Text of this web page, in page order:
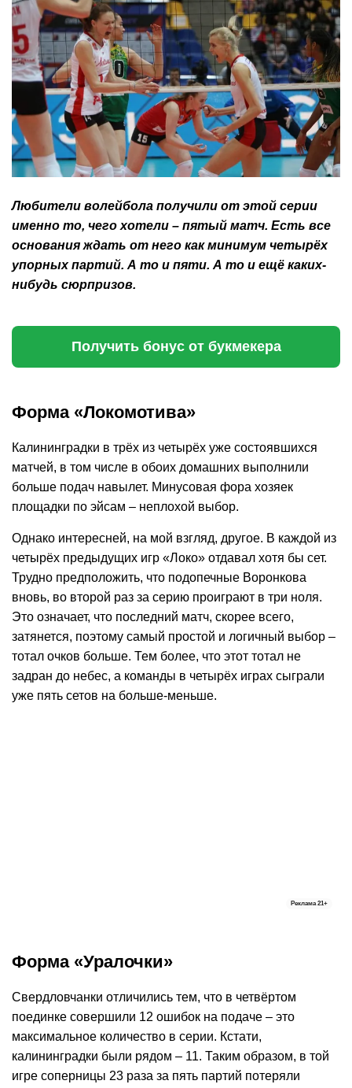
Любители волейбола получили от этой серии
именно то, чего хотели – пятый матч. Есть все
основания ждать от него как минимум четырёх
упорных партий. А то и пяти. А то и ещё каких-
нибудь сюрпризов.
Получить бонус от букмекера
Форма «Локомотива»
Калининградки в трёх из четырёх уже состоявшихся
матчей, в том числе в обоих домашних выполнили
больше подач навылет. Минусовая фора хозяек
площадки по эйсам – неплохой выбор.
Однако интересней, на мой взгляд, другое. В каждой из
четырёх предыдущих игр «Локо» отдавал хотя бы сет.
Трудно предположить, что подопечные Воронкова
вновь, во второй раз за серию проиграют в три ноля.
Это означает, что последний матч, скорее всего,
затянется, поэтому самый простой и логичный выбор –
тотал очков больше. Тем более, что этот тотал не
задран до небес, а команды в четырёх играх сыграли
уже пять сетов на больше-меньше.
Реклама 21+
Форма «Уралочки»
Свердловчанки отличились тем, что в четвёртом
поединке совершили 12 ошибок на подаче – это
максимальное количество в серии. Кстати,
калининградки были рядом – 11. Таким образом, в той
игре соперницы 23 раза за пять партий потеряли